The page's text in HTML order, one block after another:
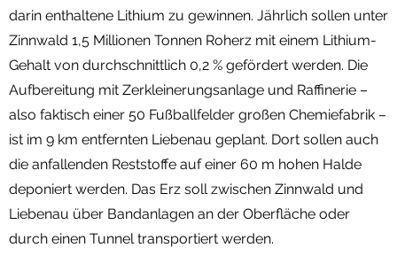
darin enthaltene Lithium zu gewinnen. Jährlich sollen unter
Zinnwald 1,5 Millionen Tonnen Roherz mit einem Lithium-
Gehalt von durchschnittlich 0,2 % gefördert werden. Die
Aufbereitung mit Zerkleinerungsanlage und Raffinerie –
also faktisch einer 50 Fußballfelder großen Chemiefabrik –
ist im 9 km entfernten Liebenau geplant. Dort sollen auch
die anfallenden Reststoffe auf einer 60 m hohen Halde
deponiert werden. Das Erz soll zwischen Zinnwald und
Liebenau über Bandanlagen an der Oberfläche oder
durch einen Tunnel transportiert werden.